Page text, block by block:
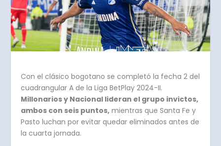
Con el clásico bogotano se completó la fecha 2 del
cuadrangular A de la Liga BetPlay 2024-II.
Millonarios y Nacional lideran el grupo invictos,
ambos con seis puntos, mientras que Santa Fe y
Pasto luchan por evitar quedar eliminados antes de
la cuarta jornada.